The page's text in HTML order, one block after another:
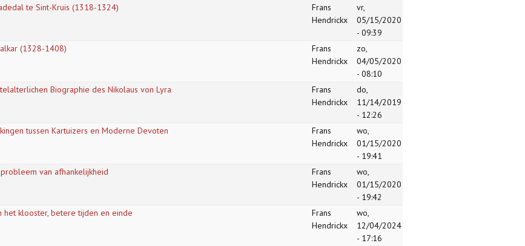
te Sint-Kruis (1318-1324)
Frans
Hendrickx
vr,
05/15/2020
- 09:39
(1328-1408)
Frans
Hendrickx
zo,
04/05/2020
- 08:10
Biographie des Nikolaus von Lyra
Frans
Hendrickx
do,
11/14/2019
- 12:26
tussen Kartuizers en Moderne Devoten
Frans
Hendrickx
wo,
01/15/2020
- 19:41
van afhankelijkheid
Frans
Hendrickx
wo,
01/15/2020
- 19:42
klooster, betere tijden en einde
Frans
Hendrickx
wo,
12/04/2024
- 17:16